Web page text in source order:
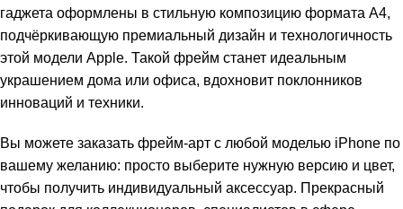
гаджета оформлены в стильную композицию формата А4,
подчёркивающую премиальный дизайн и технологичность
этой модели Apple. Такой фрейм станет идеальным
украшением дома или офиса, вдохновит поклонников
инноваций и техники.
Вы можете заказать фрейм-арт с любой моделью iPhone по
вашему желанию: просто выберите нужную версию и цвет,
чтобы получить индивидуальный аксессуар. Прекрасный